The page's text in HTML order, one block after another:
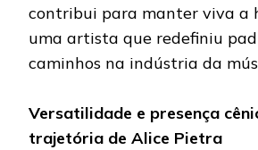
contribui para manter viva a
uma artista que redefiniu
caminhos na indústria da
Versatilidade e presença
trajetória de Alice Pietra